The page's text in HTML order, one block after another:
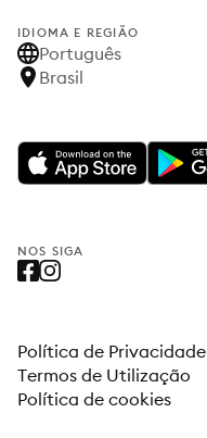
IDIOMA E REGIÃO
Português
Brasil
NOS SIGA
Política de Privacidade
Termos de Utilização
Política de cookies